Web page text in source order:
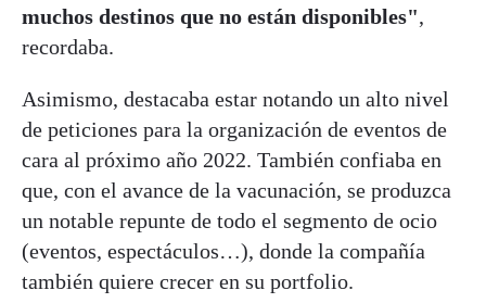
muchos destinos que no están disponibles",
recordaba.
Asimismo, destacaba estar notando un alto nivel
de peticiones para la organización de eventos de
cara al próximo año 2022. También confiaba en
que, con el avance de la vacunación, se produzca
un notable repunte de todo el segmento de ocio
(eventos, espectáculos…), donde la compañía
también quiere crecer en su portfolio.